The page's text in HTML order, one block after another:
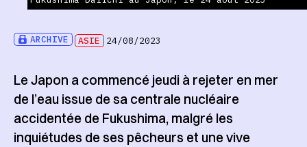
ARCHIVE ASIE 24/08/2023
Le Japon a commencé jeudi à rejeter en mer
de l’eau issue de sa centrale nucléaire
accidentée de Fukushima, malgré les
inquiétudes de ses pêcheurs et une vive